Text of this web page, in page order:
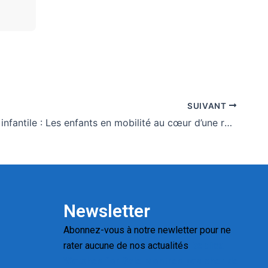
SUIVANT
Protection infantile : Les enfants en mobilité au cœur d’une réunion à Lomé
Newsletter
Abonnez-vous à notre newletter pour ne
rater aucune de nos actualités